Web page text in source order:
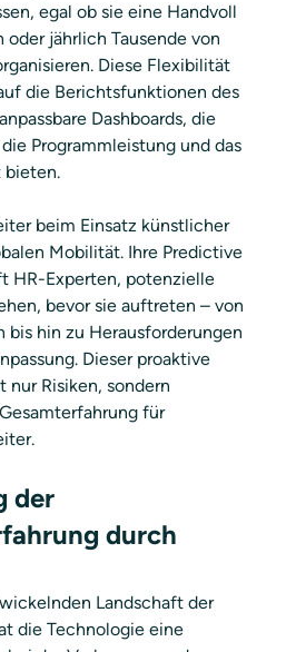
egal ob sie eine Handvoll
oder jährlich Tausende von
Diese Flexibilität
die Berichtsfunktionen des
Dashboards, die
Programmleistung und das
bieten.
beim Einsatz künstlicher
Mobilität. Ihre Predictive
HR-Experten, potenzielle
bevor sie auftreten – von
bis hin zu Herausforderungen
Dieser proaktive
Risiken, sondern
für
der
durch
Landschaft der
die Technologie eine